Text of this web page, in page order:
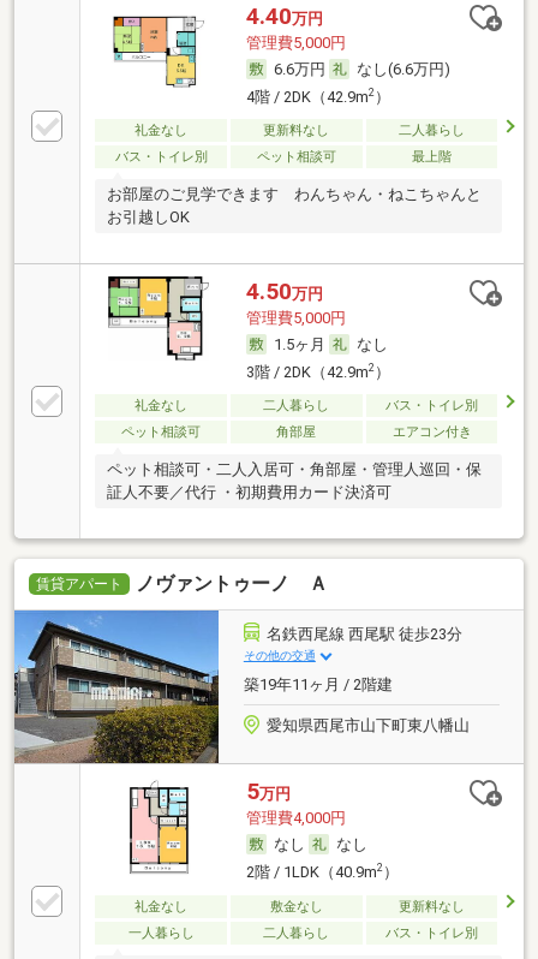
4.40万円
管理費5,000円
6.6万円
なし(6.6万円)
4階 / 2DK（42.9m2）
礼金なし 更新料なし
二人暮らし
バス・トイレ別
ペット相談可 最上階
お部屋のご見学できます わんちゃん・ねこちゃんと
お引越しOK
4.50万円
管理費5,000円
1.5ヶ月
なし
3階 / 2DK（42.9m2）
礼金なし 二人暮らし
バス・トイレ別
ペット相談可
角部屋 エアコン付き
ペット相談可・二人入居可・角部屋・管理人巡回・保
証人不要／代行 ・初期費用カード決済可
賃貸アパート ノヴァントゥーノ Ａ
名鉄西尾線 西尾駅 徒歩23分
その他の交通
築19年11ヶ月 / 2階建
愛知県西尾市山下町東八幡山
5万円
管理費4,000円
なし
なし
2階 / 1LDK（40.9m2）
礼金なし 敷金なし
更新料なし
一人暮らし
二人暮らし バス・トイレ別